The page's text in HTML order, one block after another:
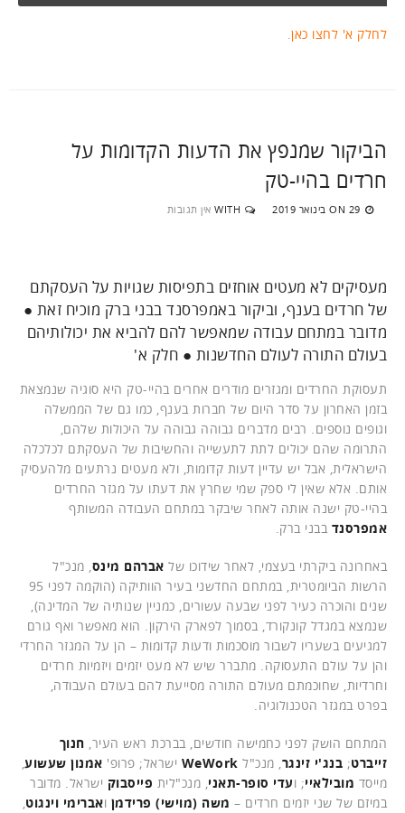
לחלק א' לחצו כאן.
הביקור שמנפץ את הדעות הקדומות על
חרדים בהיי-טק
ON 29 בינואר 2019 WITH אין תגובות
מעסיקים לא מעטים אוחזים בתפיסות שגויות על העסקתם
של חרדים בענף, וביקור באמפרסנד בבני ברק מוכיח זאת ●
מדובר במתחם עבודה שמאפשר להם להביא את יכולותיהם
בעולם התורה לעולם החדשנות ● חלק א'
תעסוקת החרדים ומגזרים מודרים אחרים בהיי-טק היא סוגיה שנמצאת
בזמן האחרון על סדר היום של חברות בענף, כמו גם של הממשלה
וגופים נוספים. רבים מדברים גבוהה גבוהה על היכולות שלהם,
התרומה שהם יכולים לתת לתעשייה והחשיבות של העסקתם לכלכלה
הישראלית, אבל יש עדיין דעות קדומות, ולא מעטים נרתעים מלהעסיק
אותם. אלא שאין לי ספק שמי שחרץ את דעתו על מגזר החרדים
בהיי-טק ישנה אותה לאחר שיבקר במתחם העבודה המשותף
אמפרסנד בבני ברק.
באחרונה ביקרתי בעצמי, לאחר שידוכו של אברהם מינס, מנכ"ל
הרשות הביומטרית, במתחם החדשני בעיר הוותיקה (הוקמה לפני 95
שנים והוכרה כעיר לפני שבעה עשורים, כמניין שנותיה של המדינה),
שנמצא במגדל קונקורד, בסמוך לפארק הירקון. הוא מאפשר ואף גורם
למגיעים בשעריו לשבור מוסכמות ודעות קדומות – הן על המגזר החרדי
והן על עולם התעסוקה. מתברר שיש לא מעט יזמים ויזמיות חרדים
וחרדיות, שחוכמתם מעולם התורה מסייעת להם בעולם העבודה,
בפרט במגזר הטכנולוגיה.
המתחם הושק לפני כחמישה חודשים, בברכת ראש העיר, חנוך
זייברט; בנג'י זינגר, מנכ"ל WeWork ישראל; פרופ' אמנון שעשוע,
מייסד מובילאיי; ועדי סופר-תאני, מנכ"לית פייסבוק ישראל. מדובר
במיזם של שני יזמים חרדים – משה (מוישי) פרידמן ואברימי וינגוט,